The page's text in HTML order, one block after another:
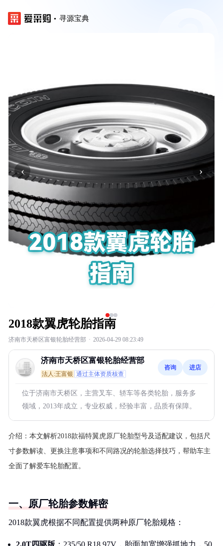
寻源宝典
‹ ›
2018款翼虎轮胎指南
济南市天桥区富银轮胎经营部 · 2026-04-29 08:23:49
济南市天桥区富银轮胎经营部
法人:王富银 通过主体资质核查
咨询 进店
位于济南市天桥区，主营叉车、轿车等各类轮胎，服务多
领域，2013年成立，专业权威，经验丰富，品质有保障。
介绍： 本文解析2018款福特翼虎原厂轮胎型号及适配建议，包括尺
寸参数解读、更换注意事项和不同路况的轮胎选择技巧，帮助车主
全面了解爱车轮胎配置。
一、原厂轮胎参数解密
2018款翼虎根据不同配置提供两种原厂轮胎规格：
2.0T四驱版 ：235/50 R18 97V，胎面加宽增强抓地力，50